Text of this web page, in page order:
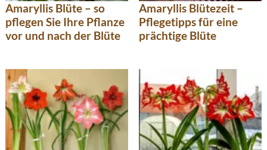
Amaryllis Blüte – so
pflegen Sie Ihre Pflanze
vor und nach der Blüte
Amaryllis Blütezeit –
Pflegetipps für eine
prächtige Blüte